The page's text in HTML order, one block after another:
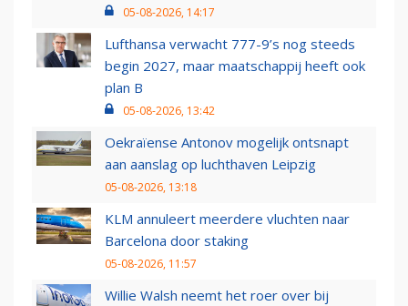
05-08-2026, 14:17
Lufthansa verwacht 777-9’s nog steeds
begin 2027, maar maatschappij heeft ook
plan B
05-08-2026, 13:42
Oekraïense Antonov mogelijk ontsnapt
aan aanslag op luchthaven Leipzig
05-08-2026, 13:18
KLM annuleert meerdere vluchten naar
Barcelona door staking
05-08-2026, 11:57
Willie Walsh neemt het roer over bij